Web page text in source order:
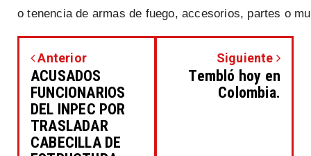
o tenencia de armas de fuego, accesorios, partes o
Anterior
ACUSADOS
FUNCIONARIOS
DEL INPEC POR
TRASLADAR
CABECILLA DE
Siguiente
Tembló hoy en
Colombia.